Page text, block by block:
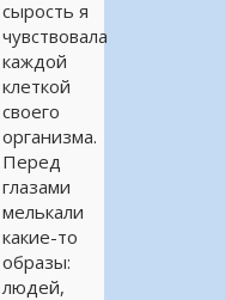
сырость я
чувствовала
каждой
клеткой
своего
организма.
Перед
глазами
мелькали
какие-то
образы:
людей,